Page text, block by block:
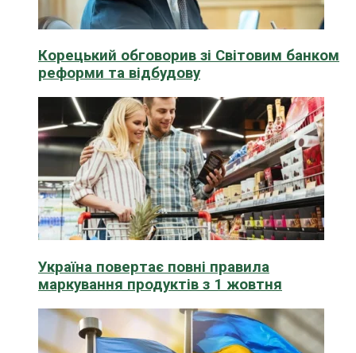
Корецький обговорив зі Світовим банком
реформи та відбудову
Україна повертає повні правила
маркування продуктів з 1 жовтня